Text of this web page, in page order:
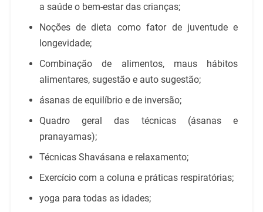
a saúde o bem-estar das crianças;
Noções de dieta como fator de juventude e
longevidade;
Combinação de alimentos, maus hábitos
alimentares, sugestão e auto sugestão;
ásanas de equilíbrio e de inversão;
Quadro geral das técnicas (ásanas e
pranayamas);
Técnicas Shavásana e relaxamento;
Exercício com a coluna e práticas respiratórias;
yoga para todas as idades;